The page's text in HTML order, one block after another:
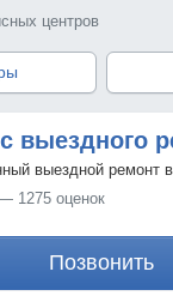
центров
выездного
выездной ремонт
1275 оценок
Позвонить